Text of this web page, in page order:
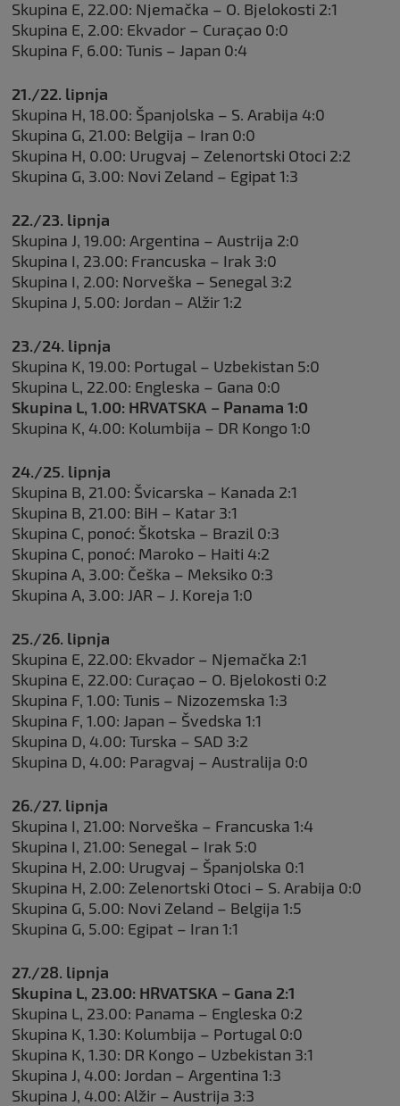
Skupina E, 22.00: Njemačka – O. Bjelokosti 2:1
Skupina E, 2.00: Ekvador – Curaçao 0:0
Skupina F, 6.00: Tunis – Japan 0:4
21./22. lipnja
Skupina H, 18.00: Španjolska – S. Arabija 4:0
Skupina G, 21.00: Belgija – Iran 0:0
Skupina H, 0.00: Urugvaj – Zelenortski Otoci 2:2
Skupina G, 3.00: Novi Zeland – Egipat 1:3
22./23. lipnja
Skupina J, 19.00: Argentina – Austrija 2:0
Skupina I, 23.00: Francuska – Irak 3:0
Skupina I, 2.00: Norveška – Senegal 3:2
Skupina J, 5.00: Jordan – Alžir 1:2
23./24. lipnja
Skupina K, 19.00: Portugal – Uzbekistan 5:0
Skupina L, 22.00: Engleska – Gana 0:0
Skupina L, 1.00: HRVATSKA – Panama 1:0
Skupina K, 4.00: Kolumbija – DR Kongo 1:0
24./25. lipnja
Skupina B, 21.00: Švicarska – Kanada 2:1
Skupina B, 21.00: BiH – Katar 3:1
Skupina C, ponoć: Škotska – Brazil 0:3
Skupina C, ponoć: Maroko – Haiti 4:2
Skupina A, 3.00: Češka – Meksiko 0:3
Skupina A, 3.00: JAR – J. Koreja 1:0
25./26. lipnja
Skupina E, 22.00: Ekvador – Njemačka 2:1
Skupina E, 22.00: Curaçao – O. Bjelokosti 0:2
Skupina F, 1.00: Tunis – Nizozemska 1:3
Skupina F, 1.00: Japan – Švedska 1:1
Skupina D, 4.00: Turska – SAD 3:2
Skupina D, 4.00: Paragvaj – Australija 0:0
26./27. lipnja
Skupina I, 21.00: Norveška – Francuska 1:4
Skupina I, 21.00: Senegal – Irak 5:0
Skupina H, 2.00: Urugvaj – Španjolska 0:1
Skupina H, 2.00: Zelenortski Otoci – S. Arabija 0:0
Skupina G, 5.00: Novi Zeland – Belgija 1:5
Skupina G, 5.00: Egipat – Iran 1:1
27./28. lipnja
Skupina L, 23.00: HRVATSKA – Gana 2:1
Skupina L, 23.00: Panama – Engleska 0:2
Skupina K, 1.30: Kolumbija – Portugal 0:0
Skupina K, 1.30: DR Kongo – Uzbekistan 3:1
Skupina J, 4.00: Jordan – Argentina 1:3
Skupina J, 4.00: Alžir – Austrija 3:3